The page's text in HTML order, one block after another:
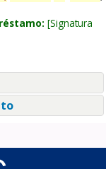
Signatura